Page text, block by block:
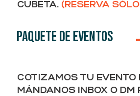
CUBETA. (RESERVA
PAQUETE DE EVENTOS
COTIZAMOS TU EVENTO
MÁNDANOS INBOX O DM